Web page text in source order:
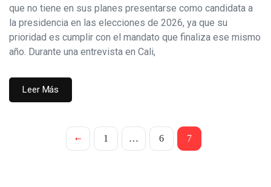
que no tiene en sus planes presentarse como candidata a
la presidencia en las elecciones de 2026, ya que su
prioridad es cumplir con el mandato que finaliza ese mismo
año. Durante una entrevista en Cali,
Leer Más
1 … 6 7